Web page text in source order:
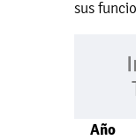
sus
Año